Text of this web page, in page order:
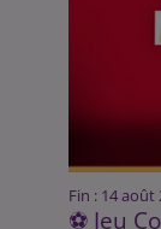
Fin : 14 août
⚽ Jeu